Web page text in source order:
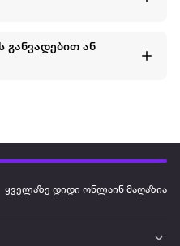
განვადებით ან
ყველაზე დიდი ონლაინ მაღაზია